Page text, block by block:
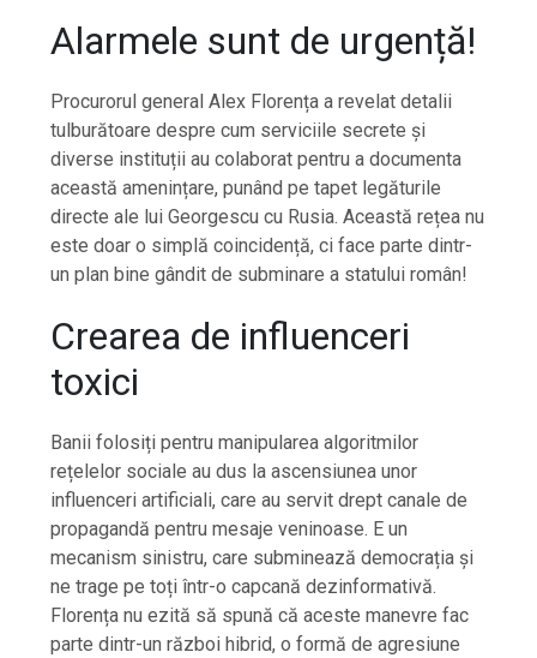
Alarmele sunt de urgență!
Procurorul general Alex Florența a revelat detalii
tulburătoare despre cum serviciile secrete și
diverse instituții au colaborat pentru a documenta
această amenințare, punând pe tapet legăturile
directe ale lui Georgescu cu Rusia. Această rețea nu
este doar o simplă coincidență, ci face parte dintr-
un plan bine gândit de subminare a statului român!
Crearea de influenceri
toxici
Banii folosiți pentru manipularea algoritmilor
rețelelor sociale au dus la ascensiunea unor
influenceri artificiali, care au servit drept canale de
propagandă pentru mesaje veninoase. E un
mecanism sinistru, care subminează democrația și
ne trage pe toți într-o capcană dezinformativă.
Florența nu ezită să spună că aceste manevre fac
parte dintr-un război hibrid, o formă de agresiune